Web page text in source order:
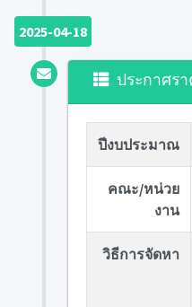
2025-04-18
ประกาศร
ปีงบประมาณ
คณะ/หน่วย
งาน
วิธีการจัดหา